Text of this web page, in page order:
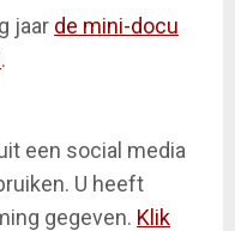
jaar de mini-docu
.
een social media
U heeft
gegeven. Klik